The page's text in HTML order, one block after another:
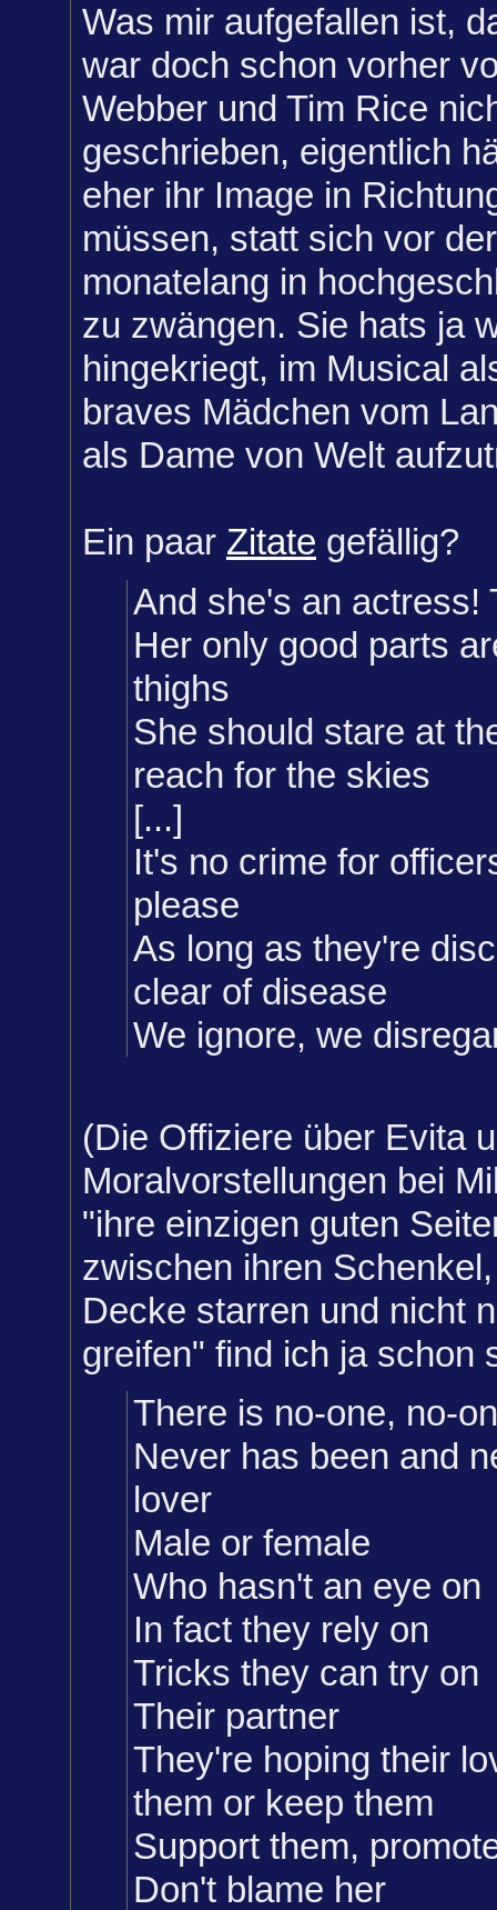
Was mir aufgefallen ist,
war doch schon vorher
Webber und Tim Rice
geschrieben, eigentlich
eher ihr Image in
müssen, statt sich vor
monatelang in
zu zwängen. Sie hats ja
hingekriegt, im Musical
braves Mädchen vom
als Dame von Welt
Ein paar Zitate gefällig?
And she's an actress!
Her only good parts
thighs
She should stare at
reach for the skies
[...]
It's no crime for
please
As long as they're
clear of disease
We ignore, we
(Die Offiziere über Evita
Moralvorstellungen bei
"ihre einzigen guten
zwischen ihren
Decke starren und nicht
greifen" find ich ja schon
There is no-one, no-
Never has been and
lover
Male or female
Who hasn't an eye on
In fact they rely on
Tricks they can try on
Their partner
They're hoping their
them or keep them
Support them,
Don't blame her